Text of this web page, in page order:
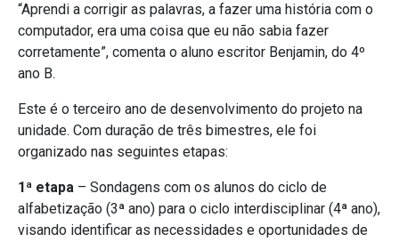
“Aprendi a corrigir as palavras, a fazer uma história com o
computador, era uma coisa que eu não sabia fazer
corretamente”, comenta o aluno escritor Benjamin, do 4º
ano B.
Este é o terceiro ano de desenvolvimento do projeto na
unidade. Com duração de três bimestres, ele foi
organizado nas seguintes etapas:
1ª etapa – Sondagens com os alunos do ciclo de
alfabetização (3ª ano) para o ciclo interdisciplinar (4ª ano),
visando identificar as necessidades e oportunidades de